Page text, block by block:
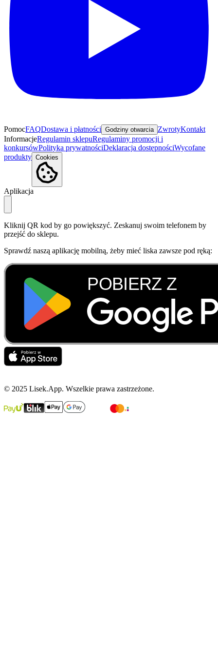
PomocFAQDostawa i płatności Godziny otwarcia ZwrotyKontakt
InformacjeRegulamin sklepuRegulaminy promocji i
konkursówPolityka prywatnościDeklaracja dostępnościWycofane
produkty Cookies
Aplikacja
Kliknij QR kod by go powiększyć. Zeskanuj swoim telefonem by
przejść do sklepu.
Sprawdź naszą aplikację mobilną, żeby mieć liska zawsze pod ręką:
© 2025 Lisek.App. Wszelkie prawa zastrzeżone.